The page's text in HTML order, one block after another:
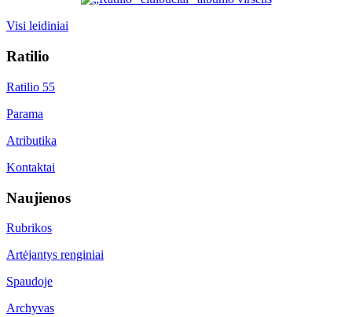
Visi leidiniai
Ratilio
Ratilio 55
Parama
Atributika
Kontaktai
Naujienos
Rubrikos
Artėjantys renginiai
Spaudoje
Archyvas